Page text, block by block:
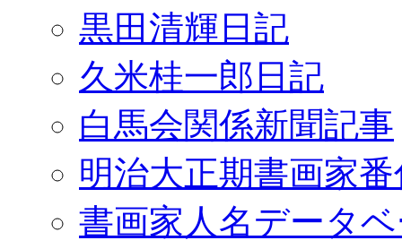
黒田清輝日記
久米桂一郎日記
白馬会関係新聞記事
明治大正期書画家
書画家人名データ